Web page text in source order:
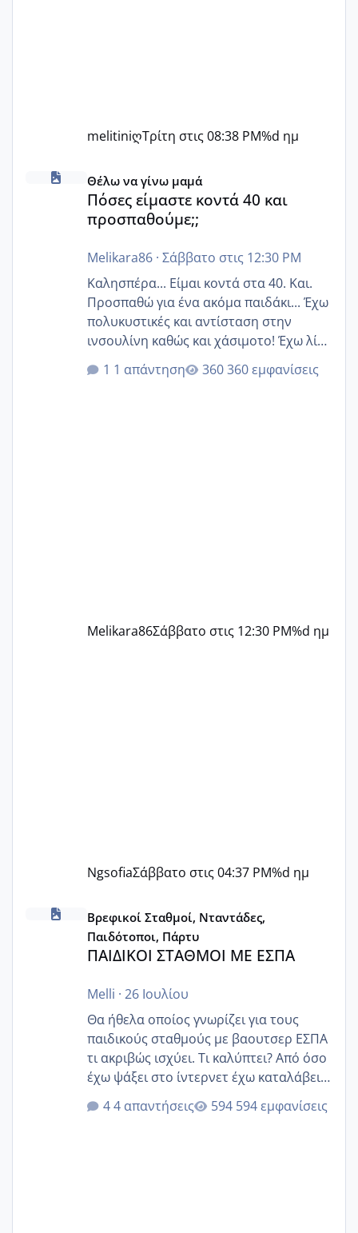
melitiniღΤρίτη στις 08:38 PM%d ημ
Πόσες είμαστε κοντά 40 και προσπαθούμε;;
Θέλω να γίνω μαμά
Πόσες είμαστε κοντά 40 και
προσπαθούμε;;
Melikara86· Σάββατο στις 12:30 PM
Καλησπέρα... Είμαι κοντά στα 40. Και.
Προσπαθώ για ένα ακόμα παιδάκι... Έχω
πολυκυστικές και αντίσταση στην
ινσουλίνη καθώς και χάσιμοτο! Έχω λίγα
κιλά παραπάνω και όσο κ αν προσπαθώ
δεν χάνω εύκολα! Προσπαθώ για ακόμη
1 απάντηση 360 εμφανίσεις
Melikara86Σάββατο στις 12:30 PM%d ημ
NgsofiaΣάββατο στις 04:37 PM%d ημ
ΠΑΙΔΙΚΟΙ ΣΤΑΘΜΟΙ ΜΕ ΕΣΠΑ
Βρεφικοί Σταθμοί, Νταντάδες,
Παιδότοποι, Πάρτυ
ΠΑΙΔΙΚΟΙ ΣΤΑΘΜΟΙ ΜΕ ΕΣΠΑ
Melli · 26 Ιουλίου
Θα ήθελα οποίος γνωρίζει για τους
παιδικούς σταθμούς με βαουτσερ ΕΣΠΑ
τι ακριβώς ισχύει. Τι καλύπτει? Από όσο
έχω ψάξει στο ίντερνετ έχω καταλάβει
ότι το βαουτσερ καλύπτει όλα τα
δίδακτρα και τα τροφεια του ιδιωτικού
4 απαντήσεις 594 εμφανίσεις